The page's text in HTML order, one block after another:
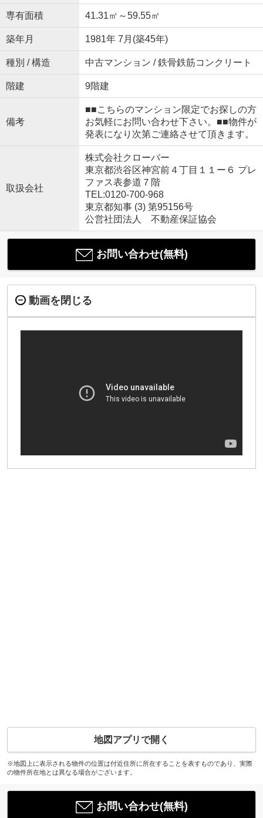
専有面積 41.31㎡～59.55㎡
築年月 1981年 7月(築45年)
種別 / 構造 中古マンション / 鉄骨鉄筋コンクリート
階建 9階建
備考
■■こちらのマンション限定でお探しの方
お気軽にお問い合わせ下さい。■■物件が
発表になり次第ご連絡させて頂きます。
取扱会社
株式会社クローバー
東京都渋谷区神宮前４丁目１１ー６ プレ
ファス表参道７階
TEL:0120-700-968
東京都知事 (3) 第95156号
公営社団法人 不動産保証協会
お問い合わせ(無料)
動画を閉じる
地図アプリで開く
※地図上に表示される物件の位置は付近住所に所在することを表すものであり、実際
の物件所在地とは異なる場合がございます。
お問い合わせ(無料)